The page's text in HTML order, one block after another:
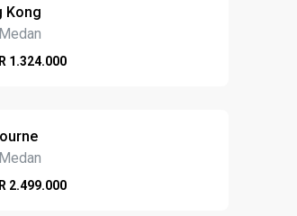
Kong
1.324.000
2.499.000